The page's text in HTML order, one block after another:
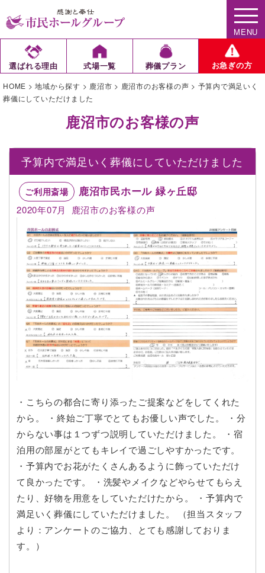
MENU
選ばれる理由 式場一覧 葬儀プラン お急ぎの方
HOME >地域から探す > 鹿沼市 > 鹿沼市のお客様の声 > 予算内で満足いく
葬儀にしていただけました
鹿沼市のお客様の声
予算内で満足いく葬儀にしていただけました
ご利用斎場 鹿沼市民ホール 緑ヶ丘邸
2020年07月 鹿沼市のお客様の声
・こちらの都合に寄り添ったご提案などをしてくれた
から。 ・終始ご丁寧でとてもお優しい声でした。 ・分
からない事は１つずつ説明していただけました。 ・宿
泊用の部屋がとてもキレイで過ごしやすかったです。
・予算内でお花がたくさんあるように飾っていただけ
て良かったです。 ・洗髪やメイクなどやらせてもらえ
たり、好物を用意をしていただけたから。 ・予算内で
満足いく葬儀にしていただけました。 （担当スタッフ
より：アンケートのご協力、とても感謝しておりま
す。）